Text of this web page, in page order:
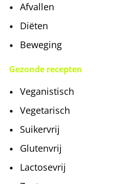
Afvallen
Diëten
Beweging
Gezonde recepten
Veganistisch
Vegetarisch
Suikervrij
Glutenvrij
Lactosevrij